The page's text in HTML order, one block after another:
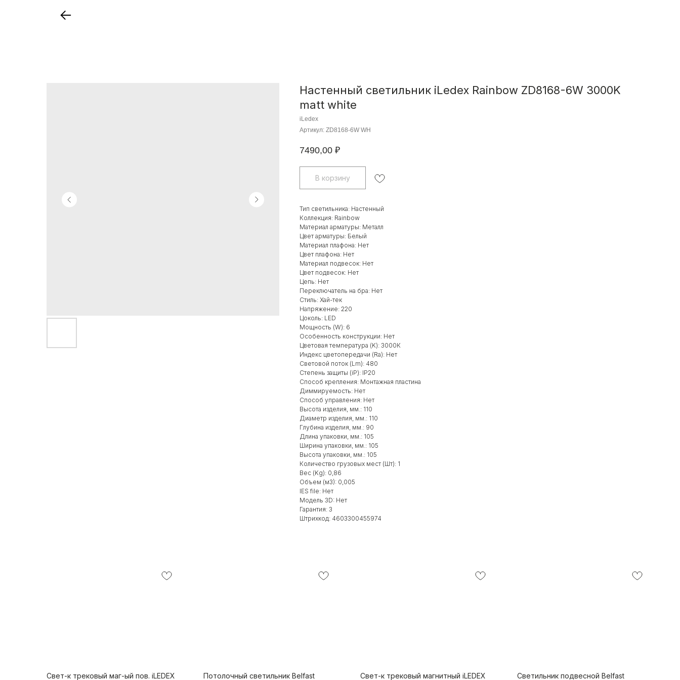
Настенный светильник iLedex Rainbow ZD8168-6W 3000K
matt white
iLedex
Артикул: ZD8168-6W WH
7490,00 ₽
В корзину
Тип светильника: Настенный
Коллекция: Rainbow
Материал арматуры: Металл
Цвет арматуры: Белый
Материал плафона: Нет
Цвет плафона: Нет
Материал подвесок: Нет
Цвет подвесок: Нет
Цепь: Нет
Переключатель на бра: Нет
Стиль: Хай-тек
Напряжение: 220
Цоколь: LED
Мощность (W): 6
Особенность конструкции: Нет
Цветовая температура (K): 3000К
Индекс цветопередачи (Ra): Нет
Световой поток (Lm): 480
Степень защиты (iP): IP20
Способ крепления: Монтажная пластина
Диммируемость: Нет
Способ управления: Нет
Высота изделия, мм.: 110
Диаметр изделия, мм.: 110
Глубина изделия, мм.: 90
Длина упаковки, мм.: 105
Ширина упаковки, мм.: 105
Высота упаковки, мм.: 105
Количество грузовых мест (Шт): 1
Вес (Kg): 0,86
Объем (м3): 0,005
IES file: Нет
Модель 3D: Нет
Гарантия: 3
Штрихкод: 4603300455974
Свет-к трековый маг-ый пов. iLEDEX Потолочный светильник Belfast Свет-к трековый магнитный iLEDEX Светильник подвесной Belfast